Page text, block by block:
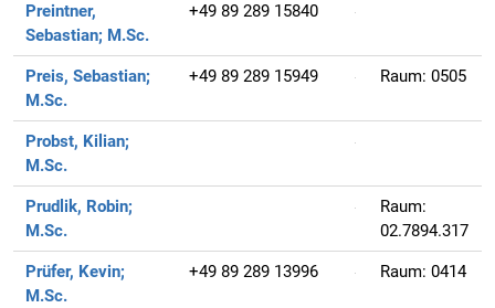
Preintner,
Sebastian; M.Sc.
+49 89 289 15840
Preis, Sebastian;
M.Sc.
+49 89 289 15949 Raum: 0505
Probst, Kilian;
M.Sc.
Prudlik, Robin;
M.Sc.
Raum:
02.7894.317
Prüfer, Kevin;
M.Sc.
+49 89 289 13996 Raum: 0414